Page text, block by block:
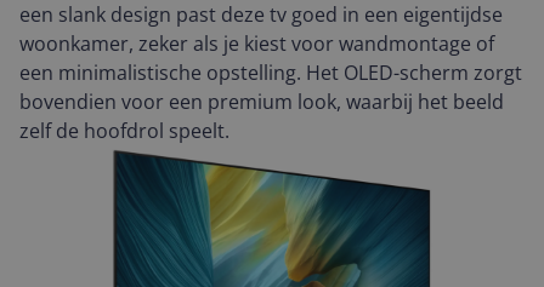
een slank design past deze tv goed in een eigentijdse
woonkamer, zeker als je kiest voor wandmontage of
een minimalistische opstelling. Het OLED-scherm zorgt
bovendien voor een premium look, waarbij het beeld
zelf de hoofdrol speelt.